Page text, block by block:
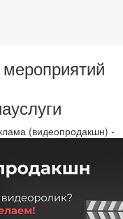
(видеопродакшн) -